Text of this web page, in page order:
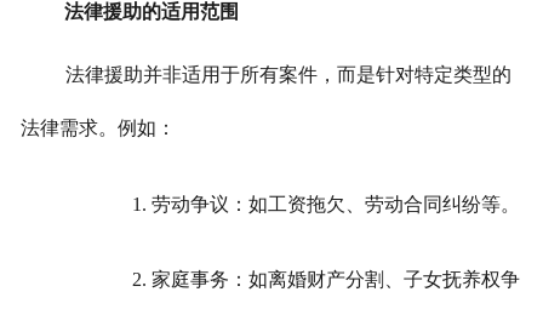
法律援助的适用范围
法律援助并非适用于所有案件，而是针对特定类型的
法律需求。例如：
1. 劳动争议：如工资拖欠、劳动合同纠纷等。
2. 家庭事务：如离婚财产分割、子女抚养权争